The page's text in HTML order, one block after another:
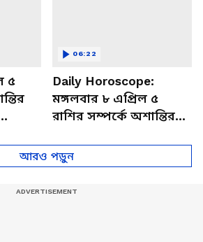
৫
Daily Horoscope:
মঙ্গলবার ৮ এপ্রিল ৫
রাশির সম্পর্কে অশান্তির
আজকের রাশিফল
06:22
আরও পড়ুন